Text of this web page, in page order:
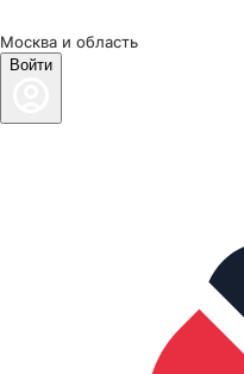
Москва и область
Войти